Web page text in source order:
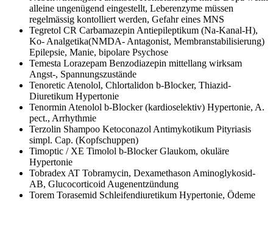
alleine ungenügend eingestellt, Leberenzyme müssen
regelmässig kontolliert werden, Gefahr eines MNS
Tegretol CR Carbamazepin Antiepileptikum (Na-Kanal-H),
Ko- Analgetika(NMDA- Antagonist, Membranstabilisierung)
Epilepsie, Manie, bipolare Psychose
Temesta Lorazepam Benzodiazepin mittellang wirksam
Angst-, Spannungszustände
Tenoretic Atenolol, Chlortalidon b-Blocker, Thiazid-
Diuretikum Hypertonie
Tenormin Atenolol b-Blocker (kardioselektiv) Hypertonie, A.
pect., Arrhythmie
Terzolin Shampoo Ketoconazol Antimykotikum Pityriasis
simpl. Cap. (Kopfschuppen)
Timoptic / XE Timolol b-Blocker Glaukom, okuläre
Hypertonie
Tobradex AT Tobramycin, Dexamethason Aminoglykosid-
AB, Glucocorticoid Augenentzündung
Torem Torasemid Schleifendiuretikum Hypertonie, Ödeme